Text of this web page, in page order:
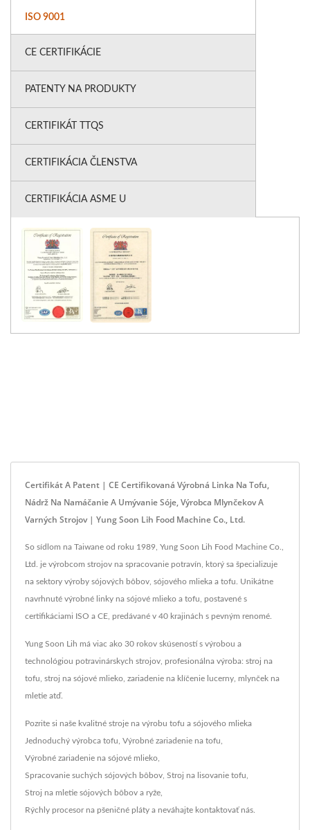
ISO 9001
CE CERTIFIKÁCIE
PATENTY NA PRODUKTY
CERTIFIKÁT TTQS
CERTIFIKÁCIA ČLENSTVA
CERTIFIKÁCIA ASME U
Certifikát A Patent | CE Certifikovaná Výrobná Linka Na Tofu,
Nádrž Na Namáčanie A Umývanie Sóje, Výrobca Mlynčekov A
Varných Strojov | Yung Soon Lih Food Machine Co., Ltd.
So sídlom na Taiwane od roku 1989, Yung Soon Lih Food Machine Co.,
Ltd. je výrobcom strojov na spracovanie potravín, ktorý sa špecializuje
na sektory výroby sójových bôbov, sójového mlieka a tofu. Unikátne
navrhnuté výrobné linky na sójové mlieko a tofu, postavené s
certifikáciami ISO a CE, predávané v 40 krajinách s pevným renomé.
Yung Soon Lih má viac ako 30 rokov skúseností s výrobou a
technológiou potravinárskych strojov, profesionálna výroba: stroj na
tofu, stroj na sójové mlieko, zariadenie na klíčenie lucerny, mlynček na
mletie atď.
Pozrite si naše kvalitné stroje na výrobu tofu a sójového mlieka
Jednoduchý výrobca tofu Výrobné zariadenie na tofu
Výrobné zariadenie na sójové mlieko
Spracovanie suchých sójových bôbov Stroj na lisovanie tofu
Stroj na mletie sójových bôbov a ryže
Rýchly procesor na pšeničné pláty a neváhajte kontaktovať nás